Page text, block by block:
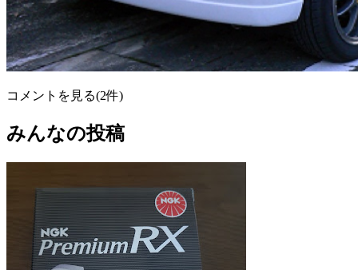
コメントを見る(2件)
みんなの投稿